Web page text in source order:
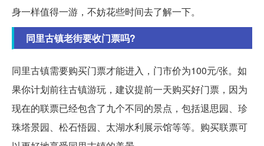
身一样值得一游，不妨花些时间去了解一下。
同里古镇老街要收门票吗?
同里古镇需要购买门票才能进入，门市价为100元/张。如
果你计划前往古镇游玩，建议提前一天购买好门票，因为
现在的联票已经包含了九个不同的景点，包括退思园、珍
珠塔景园、松石悟园、太湖水利展示馆等等。购买联票可